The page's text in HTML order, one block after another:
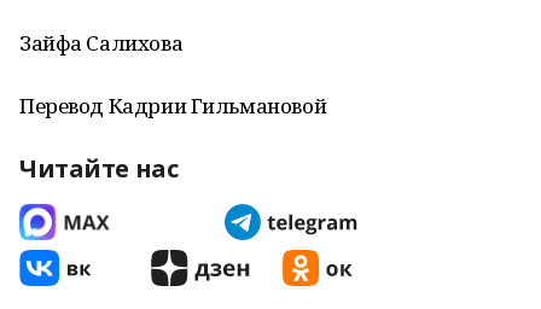
Зайфа Салихова
Перевод Кадрии Гильмановой
Читайте нас